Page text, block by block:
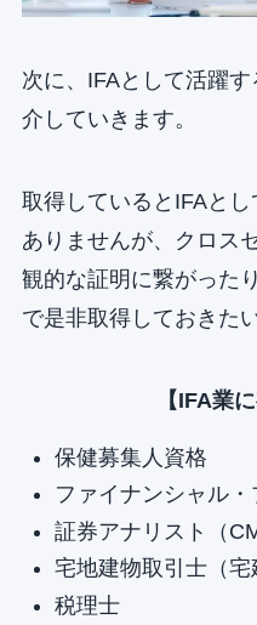
次に、IFAとして活躍
介していきます。
取得しているとIFAと
ありませんが、クロス
観的な証明に繋がった
で是非取得しておきた
【IFA業
保健募集人資格
ファイナンシャル・
証券アナリスト（
宅地建物取引士（宅
税理士